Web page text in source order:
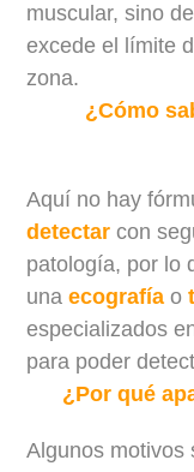
muscular, sino
excede el límite
zona.
¿Cómo
Aquí no hay
detectar con
patología, por lo
unaecografía o
especializados
para poder
¿Por qué
Algunos motivos